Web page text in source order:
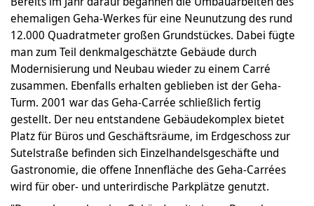
ehemaligen Geha-Werkes für eine Neunutzung des rund
12.000 Quadratmeter großen Grundstückes. Dabei fügte
man zum Teil denkmalgeschätzte Gebäude durch
Modernisierung und Neubau wieder zu einem Carré
zusammen. Ebenfalls erhalten geblieben ist der Geha-
Turm. 2001 war das Geha-Carrée schließlich fertig
gestellt. Der neu entstandene Gebäudekomplex bietet
Platz für Büros und Geschäftsräume, im Erdgeschoss zur
Sutelstraße befinden sich Einzelhandelsgeschäfte und
Gastronomie, die offene Innenfläche des Geha-Carrées
wird für ober- und unterirdische Parkplätze genutzt.